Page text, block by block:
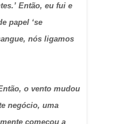
Então, eu fui e
papel ‘se
nós ligamos
o vento mudou
negócio, uma
começou a